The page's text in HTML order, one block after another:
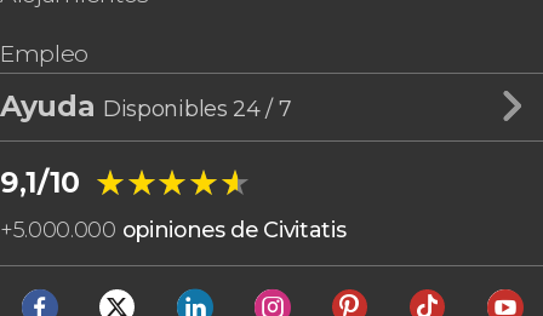
Empleo
Ayuda Disponibles 24 / 7
9,1/10 ★★★★★
★★★★★
+5.000.000 opiniones de Civitatis